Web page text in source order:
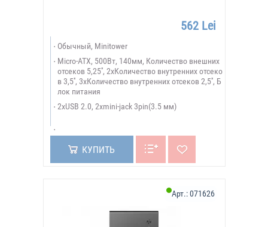
562 Lei
Обычный, Minitower
Micro-ATX, 500Вт, 140мм, Количество внешних
отсеков 5,25'', 2xКоличество внутренних отсеко
в 3,5'', 3xКоличество внутренних отсеков 2,5'', Б
лок питания
2xUSB 2.0, 2xmini-jack 3pin(3.5 мм)
КУПИТЬ
Арт.:071626